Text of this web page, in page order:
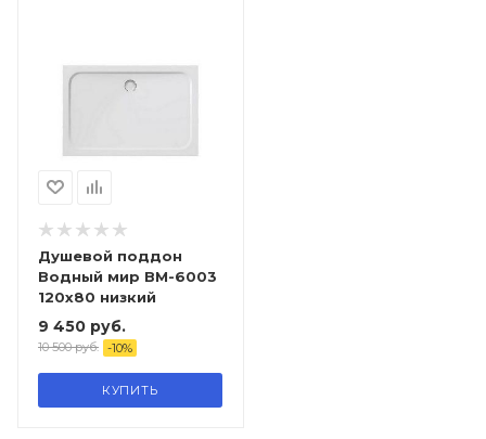
Душевой поддон
Водный мир ВМ-6003
120х80 низкий
9 450 руб.
10 500руб. -10%
КУПИТЬ